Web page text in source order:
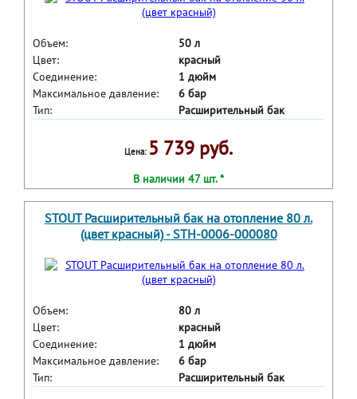
Объем:
50 л
Цвет:
красный
Соединение:
1 дюйм
Максимальное давление:
6 бар
Тип:
Расширительный бак
Цена: 5 739 руб.
В наличии 47 шт. *
STOUT Расширительный бак на отопление 80 л.
(цвет красный) - STH-0006-000080
Объем:
80 л
Цвет:
красный
Соединение:
1 дюйм
Максимальное давление:
6 бар
Тип:
Расширительный бак